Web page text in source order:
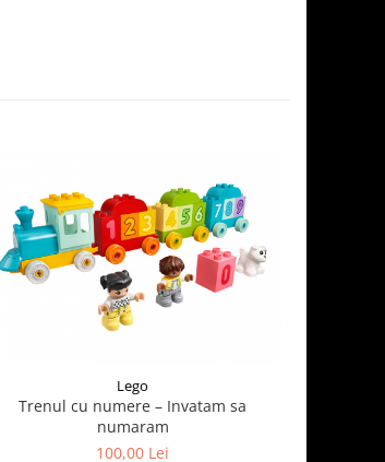
Lego
Trenul cu numere – Invatam sa
numaram
100,00 Lei